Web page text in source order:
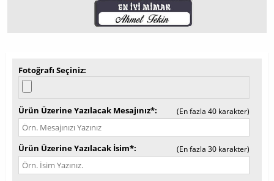
Fotoğrafı Seçiniz
Ürün Üzerine Yazılacak Mesajınız* (En fazla 40 karakter)
Ürün Üzerine Yazılacak İsim* (En fazla 30 karakter)